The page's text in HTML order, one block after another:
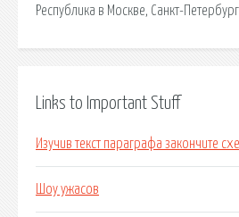
Республика в Москве, Санкт-
Links to Important Stuff
Изучив текст параграфа закончите
Шоу ужасов